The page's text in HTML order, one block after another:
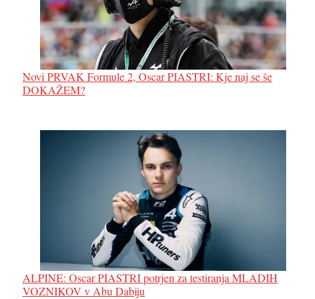
Novi PRVAK Formule 2, Oscar PIASTRI: Kje naj se še
DOKAŽEM?
ALPINE: Oscar PIASTRI potrjen za testiranja MLADIH
VOZNIKOV v Abu Dabiju